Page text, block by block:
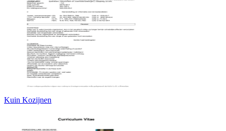
Kuin Kozijnen